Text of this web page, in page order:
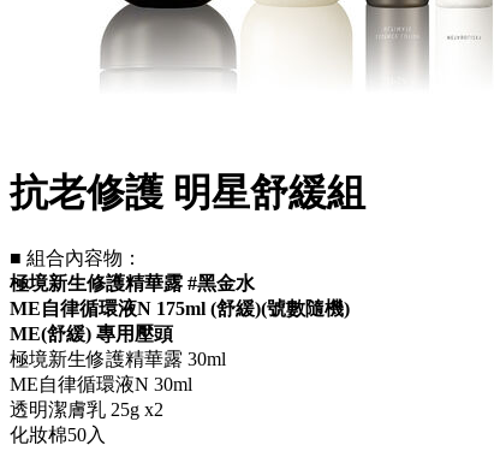
抗老修護 明星舒緩組
■ 組合內容物：
極境新生修護精華露 #黑金水
ME自律循環液N 175ml (舒緩)(號數隨機)
ME(舒緩) 專用壓頭
極境新生修護精華露 30ml
ME自律循環液N 30ml
透明潔膚乳 25g x2
化妝棉50入